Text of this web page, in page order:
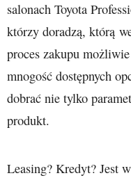
salonach Toyota
którzy doradzą, którą
proces zakupu
mnogość dostępnych
dobrać nie tylko
produkt.
Leasing? Kredyt? Jest